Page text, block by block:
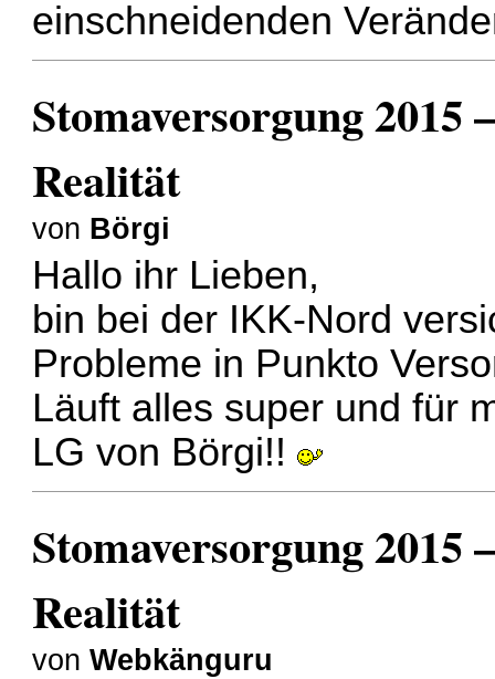
einschneidenden
Stomaversorgung 2015
Realität
von Börgi
Hallo ihr Lieben,
bin bei der IKK-Nord
Probleme in Punkto
Läuft alles super und für
LG von Börgi!!
Stomaversorgung 2015
Realität
vonWebkänguru